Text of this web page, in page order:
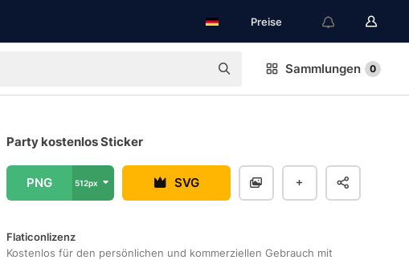
Preise
Sammlungen 0
Party kostenlos Sticker
PNG 512px SVG
Flaticonlizenz
Kostenlos für den persönlichen und kommerziellen Gebrauch mit